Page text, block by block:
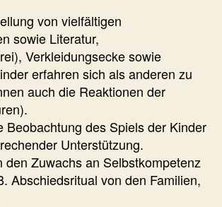
von vielfältigen
sowie Literatur,
Verkleidungsecke sowie
erfahren sich als anderen zu
auch die Reaktionen der
Beobachtung des Spiels der Kinder
Unterstützung.
den Zuwachs an Selbstkompetenz
Abschiedsritual von den Familien,